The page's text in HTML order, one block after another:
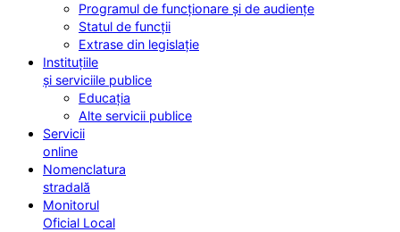
Programul de funcționare și de audiențe
Statul de funcții
Extrase din legislație
Instituțiile
și serviciile publice
Educația
Alte servicii publice
Servicii
online
Nomenclatura
stradală
Monitorul
Oficial Local